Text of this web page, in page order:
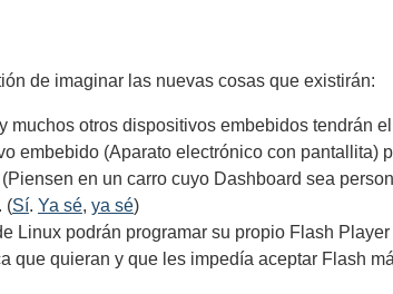
de imaginar las nuevas cosas que existirán:
muchos otros dispositivos embebidos tendrán
embebido (Aparato electrónico con pantallita)
en un carro cuyo Dashboard sea
(Sí. Ya sé, ya sé)
Linux podrán programar su propio Flash
que quieran y que les impedía aceptar Flash